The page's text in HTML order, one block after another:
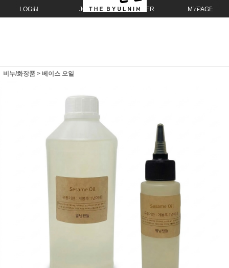
LOGIN JOIN ORDER MYPAGE
비누/화장품 > 베이스 오일